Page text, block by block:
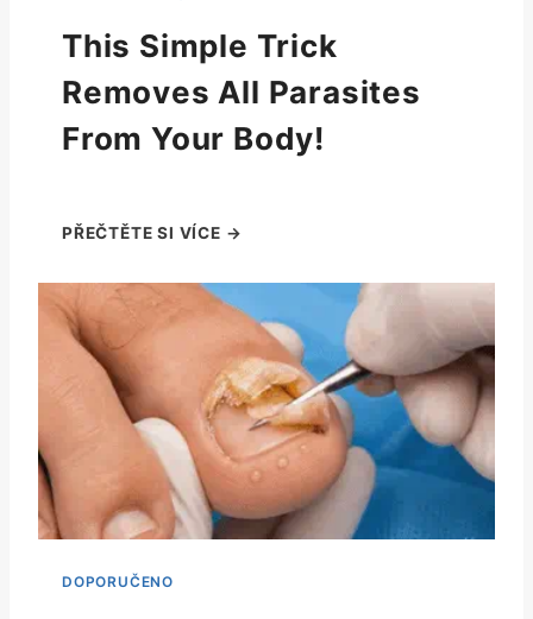
This Simple Trick
Removes All Parasites
From Your Body!